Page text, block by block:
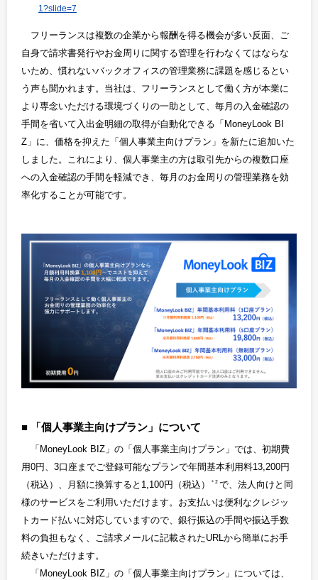
1?slide=7
フリーランスは複数の企業から報酬を得る機会が多い反面、ご
自身で請求書発行やお金周りに関する管理を行わなくてはならな
いため、慣れないバックオフィスの管理業務に課題を感じるとい
う声も聞かれます。当社は、フリーランスとして働く方が本業に
より専念いただける環境づくりの一助として、毎月の入金確認の
手間を省いて入出金明細の取得が自動化できる「MoneyLook BI
Z」に、価格を抑えた「個人事業主向けプラン」を新たに追加いた
しました。これにより、個人事業主の方は取引先からの複数口座
への入金確認の手間を軽減でき、毎月のお金周りの管理業務を効
率化することが可能です。
「個人事業主向けプラン」について
「MoneyLook BIZ」の「個人事業主向けプラン」では、初期費
用0円、3口座までご登録可能なプランで年間基本利用料13,200円
（税込）、月額に換算すると1,100円（税込）
＊2 で、法人向けと同
様のサービスをご利用いただけます。お支払いは便利なクレジッ
トカード払いに対応していますので、銀行振込の手間や振込手数
料の負担もなく、ご請求メールに記載されたURLから簡単にお手
続きいただけます。
「MoneyLook BIZ」の「個人事業主向けプラン」については、